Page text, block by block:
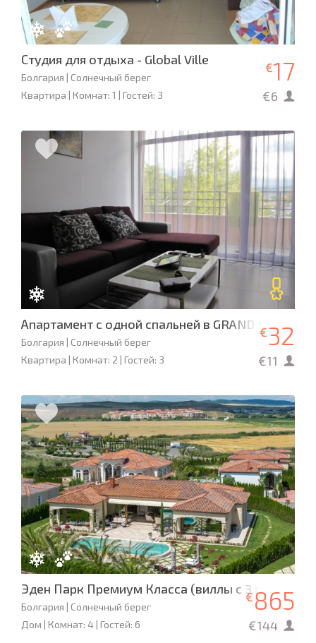
Студия для отдыха - Global Ville
Болгария | Солнечный берег
Квартира | Комнат: 1 | Гостей: 3
€17
€6
Апартамент с одной спальней в GRAND KAMELIA
Болгария | Солнечный берег
Квартира | Комнат: 2 | Гостей: 3
€32
€11
Эден Парк Премиум Класса (виллы с 3
Болгария | Солнечный берег
Дом | Комнат: 4 | Гостей: 6
€ 865
€144